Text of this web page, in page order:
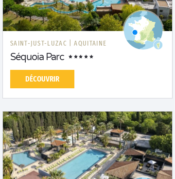
SAINT-JUST-LUZAC | AQUITAINE
Séquoia Parc
DÉCOUVRIR